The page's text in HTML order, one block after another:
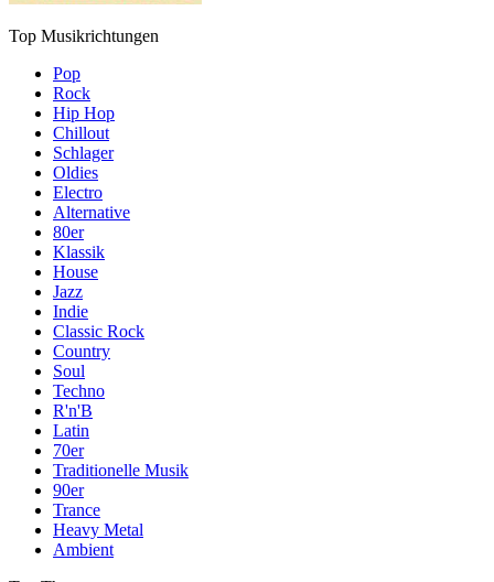
Top Musikrichtungen
Pop
Rock
Hip Hop
Chillout
Schlager
Oldies
Electro
Alternative
80er
Klassik
House
Jazz
Indie
Classic Rock
Country
Soul
Techno
R'n'B
Latin
70er
Traditionelle Musik
90er
Trance
Heavy Metal
Ambient